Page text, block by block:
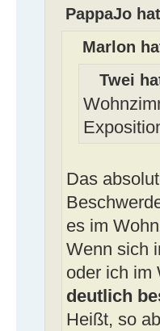
PappaJo
Marlon
Twei
Das
es im
Wenn sich
oder ich im
deutlich
Heißt, so